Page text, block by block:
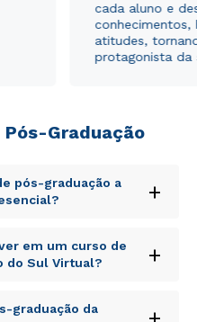
cada aluno e
conhecimentos,
atitudes,
protagonista da
Graduação
pós-graduação a
+
iste natus error sit
laudantium,
quae ab illo inventore
voluptatem quia
em um curso de
do Sul Virtual?
+
iste natus error sit
graduação da